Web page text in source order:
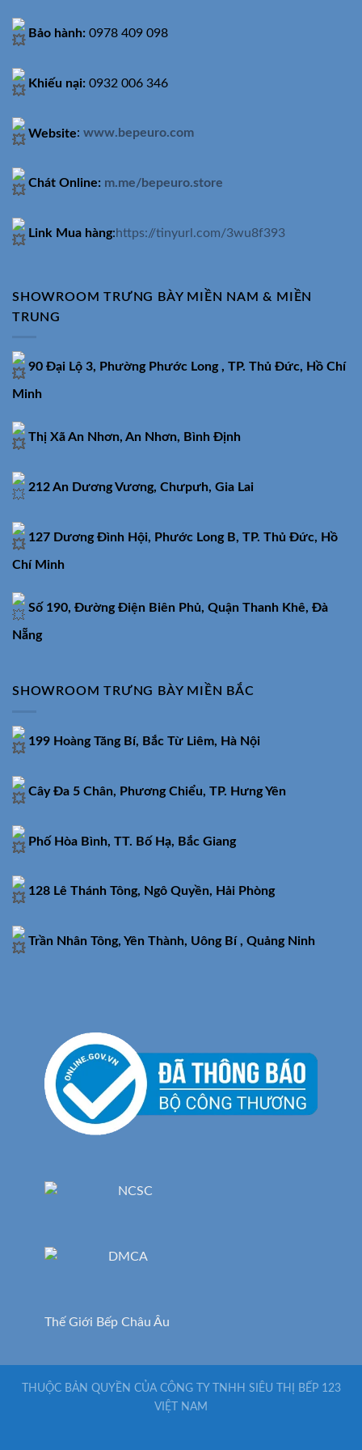
Bảo hành: 0978 409 098
Khiếu nại: 0932 006 346
Website: www.bepeuro.com
Chát Online: m.me/bepeuro.store
Link Mua hàng:https://tinyurl.com/3wu8f393
SHOWROOM TRƯNG BÀY MIỀN NAM & MIỀN
TRUNG
90 Đại Lộ 3, Phường Phước Long , TP. Thủ Đức, Hồ Chí
Minh
Thị Xã An Nhơn, An Nhơn, Bình Định
212 An Dương Vương, Chưpưh, Gia Lai
127 Dương Đình Hội, Phước Long B, TP. Thủ Đức, Hồ
Chí Minh
Số 190, Đường Điện Biên Phủ, Quận Thanh Khê, Đà
Nẵng
SHOWROOM TRƯNG BÀY MIỀN BẮC
199 Hoàng Tăng Bí, Bắc Từ Liêm, Hà Nội
Cây Đa 5 Chân, Phương Chiểu, TP. Hưng Yên
Phố Hòa Bình, TT. Bố Hạ, Bắc Giang
128 Lê Thánh Tông, Ngô Quyền, Hải Phòng
Trần Nhân Tông, Yên Thành, Uông Bí , Quảng Ninh
Thế Giới Bếp Châu Âu
THUỘC BẢN QUYỀN CỦA CÔNG TY TNHH SIÊU THỊ BẾP 123
VIỆT NAM